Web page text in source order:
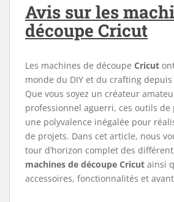
Avis sur les
découpe Cricut
Les machines de découpe Cricut
monde du DIY et du crafting
Que vous soyez un créateur
professionnel aguerri, ces outils
une polyvalence inégalée pour
de projets. Dans cet article, nous
tour d’horizon complet des
machines de découpe Cricut ainsi
accessoires, fonctionnalités et